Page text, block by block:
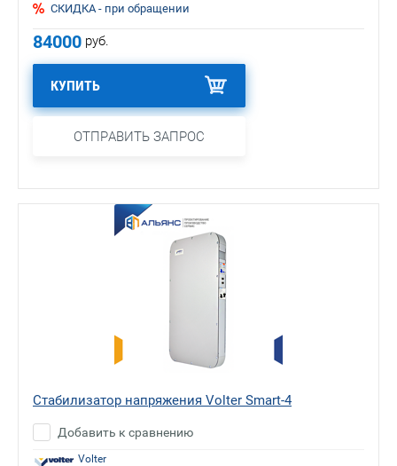
СКИДКА - при обращении
84000 руб.
КУПИТЬ
ОТПРАВИТЬ ЗАПРОС
Стабилизатор напряжения Volter Smart-4
Добавить к сравнению
Volter